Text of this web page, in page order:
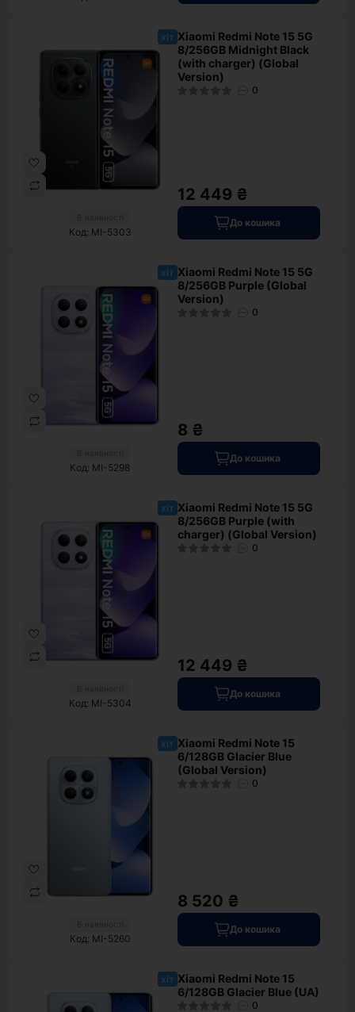
хіт
В наявності
Код: MI-5303
Xiaomi Redmi Note 15 5G
8/256GB Midnight Black
(with charger) (Global
Version)
0
12 449 ₴
До кошика
хіт
В наявності
Код: MI-5298
Xiaomi Redmi Note 15 5G
8/256GB Purple (Global
Version)
0
8 ₴
До кошика
хіт
В наявності
Код: MI-5304
Xiaomi Redmi Note 15 5G
8/256GB Purple (with
charger) (Global Version)
0
12 449 ₴
До кошика
хіт
В наявності
Код: MI-5260
Xiaomi Redmi Note 15
6/128GB Glacier Blue
(Global Version)
0
8 520 ₴
До кошика
хіт Xiaomi Redmi Note 15
6/128GB Glacier Blue (UA)
0